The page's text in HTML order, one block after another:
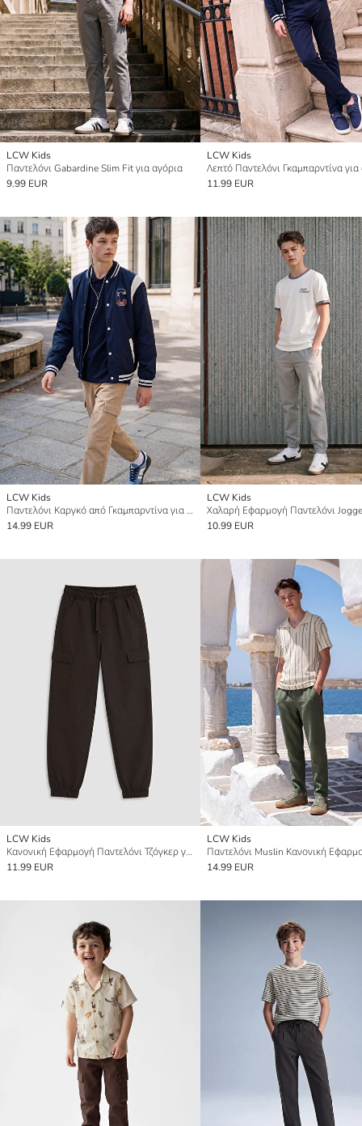
LCW Kids
Παντελόνι Gabardine Slim Fit για αγόρια
9.99 EUR
LCW Kids
Λεπτό Παντελόνι Γκαμπαρντίνα για
11.99 EUR
LCW Kids
Παντελόνι Καργκό από Γκαμπαρντίνα για αγόρια
14.99 EUR
LCW Kids
10.99 EUR
LCW Kids
Κανονική Εφαρμογή Παντελόνι Τζόγκερ για αγόρια
11.99 EUR
LCW Kids
14.99 EUR